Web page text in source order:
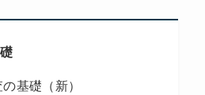
基礎（新）